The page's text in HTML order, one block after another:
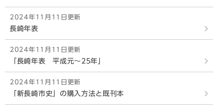
2024年11月11日更新
長崎年表
2024年11月11日更新
「長崎年表 平成元～25年」
2024年11月11日更新
「新長崎市史」の購入方法と既刊本